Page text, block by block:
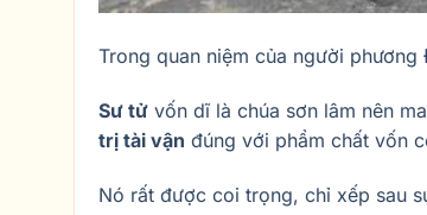
Trong quan niệm của người
Sư tử vốn dĩ là chúa sơn lâm nên
trị tài vận đúng với phẩm chất vốn
Nó rất được coi trọng, chỉ xếp sau